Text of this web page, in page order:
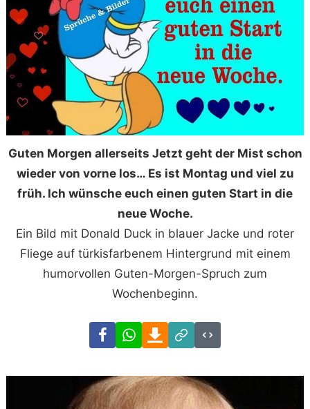
Guten Morgen allerseits Jetzt geht der Mist schon
wieder von vorne los… Es ist Montag und viel zu
früh. Ich wünsche euch einen guten Start in die
neue Woche.
Ein Bild mit Donald Duck in blauer Jacke und roter
Fliege auf türkisfarbenem Hintergrund mit einem
humorvollen Guten-Morgen-Spruch zum
Wochenbeginn.
FacebookWhatsAppDownload
Link
Code